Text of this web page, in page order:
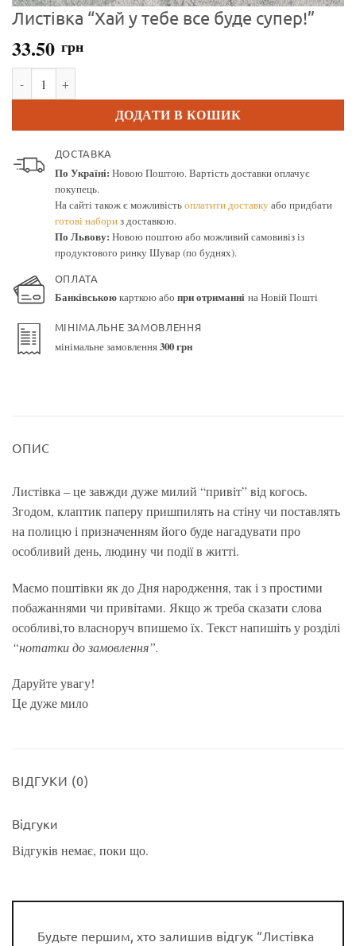
Листівка “Хай у тебе все буде супер!”
33.50 грн
Листівка "Хай у тебе все буде супер!" кількість
ДОДАТИ В КОШИК
ДОСТАВКА
По Україні: Новою Поштою. Вартість доставки оплачує
покупець.
На сайті також є можливістьоплатити доставкуабо придбати
готові набориз доставкою.
По Львову: Новою поштою або можливий самовивіз із
продуктового ринку Шувар (по буднях).
ОПЛАТА
Банківськоюкарткою або при отриманніна Новій Пошті
МІНІМАЛЬНЕ ЗАМОВЛЕННЯ
мінімальне замовлення300 грн
ОПИС
Листівка – це завжди дуже милий “привіт” від когось.
Згодом, клаптик паперу пришпилять на стіну чи поставлять
на полицю і призначенням його буде нагадувати про
особливий день, людину чи події в житті.
Маємо поштівки як до Дня народження, так і з простими
побажаннями чи привітами. Якщо ж треба сказати слова
особливі,то власноруч впишемо їх. Текст напишіть у розділі
“нотатки до замовлення”.
Даруйте увагу!
Це дуже мило
ВІДГУКИ (0)
Відгуки
Відгуків немає, поки що.
Будьте першим, хто залишив відгук “Листівка